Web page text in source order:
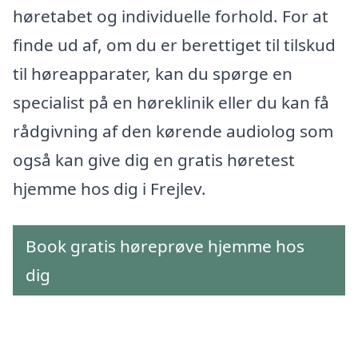
høretabet og individuelle forhold. For at
finde ud af, om du er berettiget til tilskud
til høreapparater, kan du spørge en
specialist på en høreklinik eller du kan få
rådgivning af den kørende audiolog som
også kan give dig en gratis høretest
hjemme hos dig i Frejlev.
Book gratis høreprøve hjemme hos
dig